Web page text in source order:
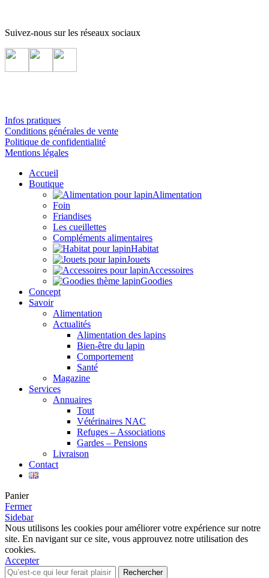
Suivez-nous sur les réseaux sociaux
Infos pratiques
Conditions générales de vente
Politique de confidentialité
Mentions légales
Accueil
Boutique
Alimentation
Foin
Friandises
Les cueillettes
Compléments alimentaires
Habitat
Jouets
Accessoires
Goodies
Concept
Savoir
Alimentation
Actualités
Alimentation des lapins
Bien-être du lapin
Comportement
Santé
Magazine
Services
Annuaires
Tout
Vétérinaires NAC
Refuges – Associations
Gardes – Pensions
Livraison
Contact
Panier
Fermer
Sidebar
Nous utilisons les cookies pour améliorer votre expérience sur notre
site. En navigant sur ce site, vous approuvez notre utilisation des
cookies.
Accepter
Rechercher